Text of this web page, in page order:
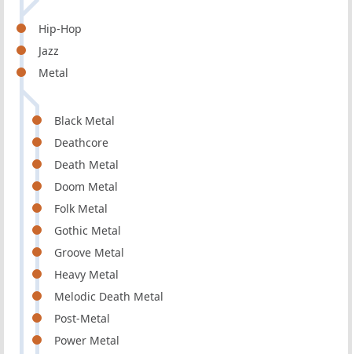
Hip-Hop
Jazz
Metal
Black Metal
Deathcore
Death Metal
Doom Metal
Folk Metal
Gothic Metal
Groove Metal
Heavy Metal
Melodic Death Metal
Post-Metal
Power Metal